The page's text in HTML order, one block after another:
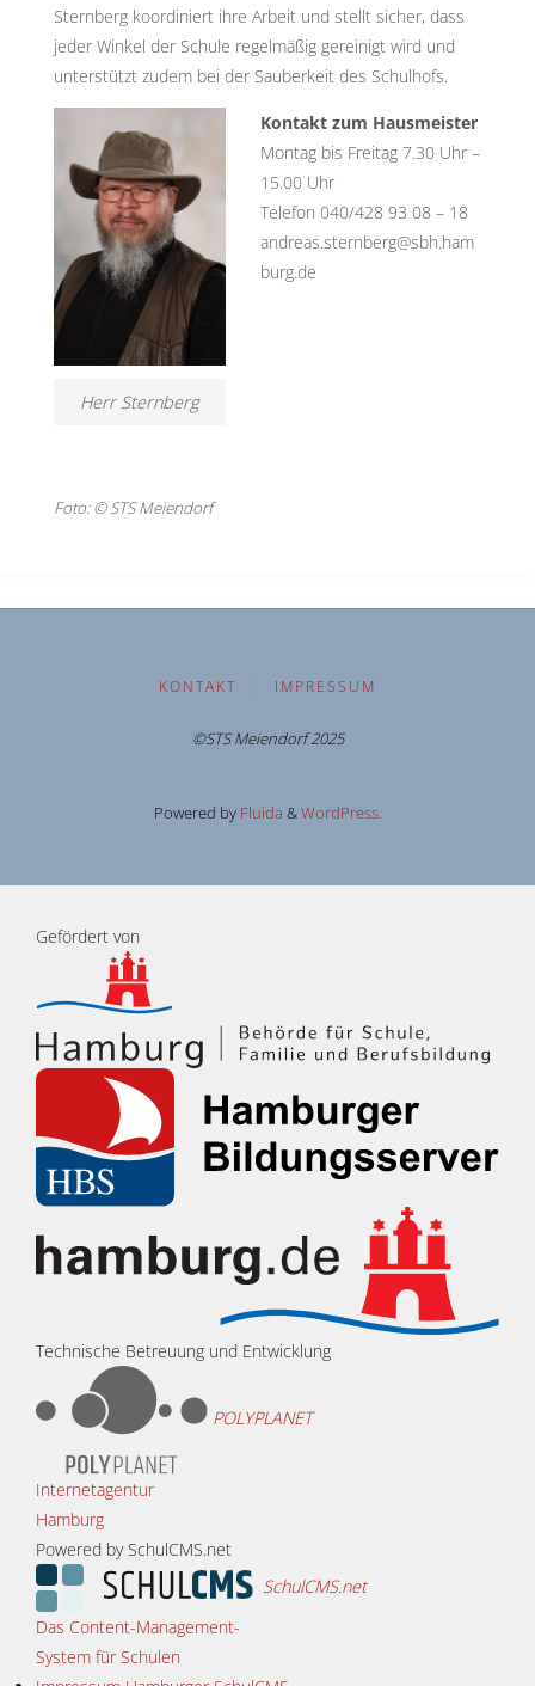
Sternberg koordiniert ihre Arbeit und stellt sicher, dass
jeder Winkel der Schule regelmäßig gereinigt wird und
unterstützt zudem bei der Sauberkeit des Schulhofs.
Herr Sternberg
Kontakt zum Hausmeister
Montag bis Freitag 7.30 Uhr –
15.00 Uhr
Telefon 040/428 93 08 – 18
andreas.sternberg@sbh.ham
burg.de
Foto: © STS Meiendorf
KONTAKT IMPRESSUM
©STS Meiendorf 2025
Powered byFluida &WordPress.
Gefördert von
Technische Betreuung und Entwicklung
POLYPLANET
Internetagentur
Hamburg
Powered by SchulCMS.net
SchulCMS.net
Das Content-Management-
System für Schulen